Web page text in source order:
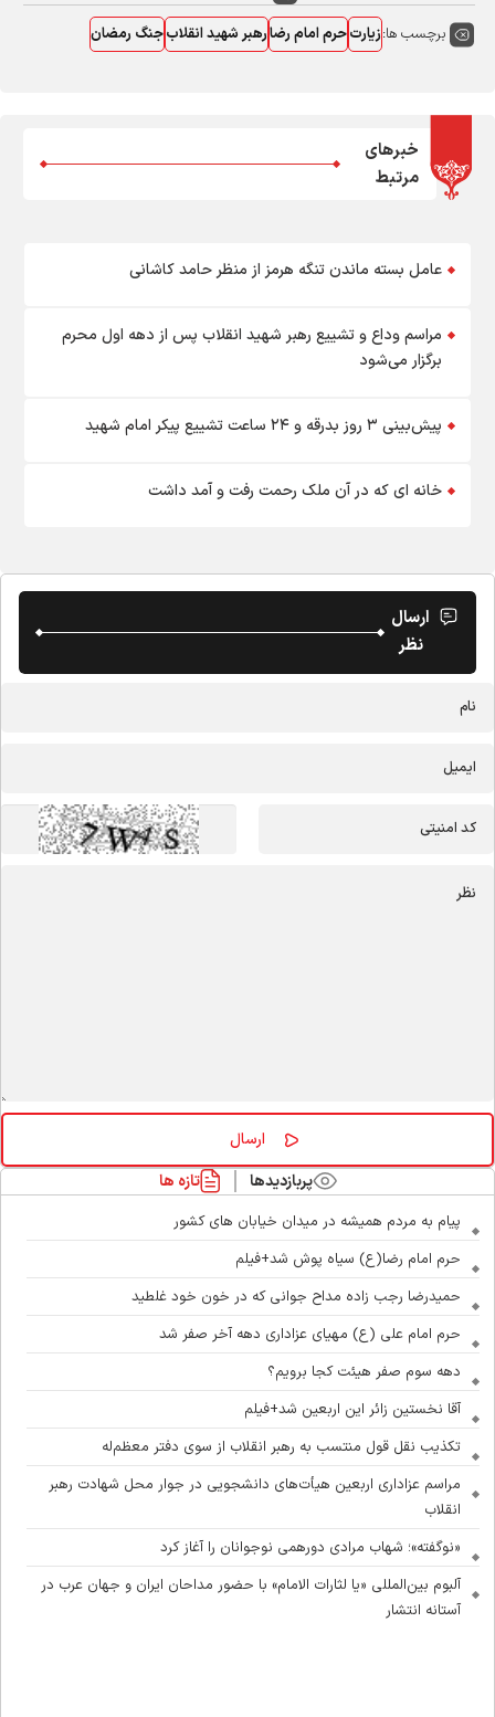
برچسب ها:زیارتحرم امام رضارهبر شهید انقلابجنگ رمضان
خبرهای
مرتبط
عامل بسته ماندن تنگه هرمز از منظر حامد کاشانی
مراسم وداع و تشییع رهبر شهید انقلاب پس از دهه اول محرم
برگزار می‌شود
پیش‌بینی ۳ روز بدرقه و ۲۴ ساعت تشییع پیکر امام شهید
خانه ای که در آن ملک رحمت رفت و آمد داشت
ارسال
نظر
پربازدیدها تازه ها
پیام به مردم همیشه در میدان خیابان های کشور
حرم امام رضا(ع) سیاه پوش شد+فیلم
حمیدرضا رجب زاده مداح جوانی که در خون خود غلطید
حرم امام علی (ع) مهیای عزاداری دهه آخر صفر شد
دهه سوم صفر هیئت کجا برویم؟
آقا نخستین زائر این اربعین شد+فیلم
تکذیب نقل قول منتسب به رهبر انقلاب از سوی دفتر معظم‌له
مراسم عزاداری اربعین هیأت‌های دانشجویی در جوار محل شهادت رهبر
انقلاب
«نوگفته»؛ شهاب مرادی دورهمی نوجوانان را آغاز کرد
آلبوم بین‌المللی «یا لثارات الامام» با حضور مداحان ایران و جهان عرب در
آستانه انتشار